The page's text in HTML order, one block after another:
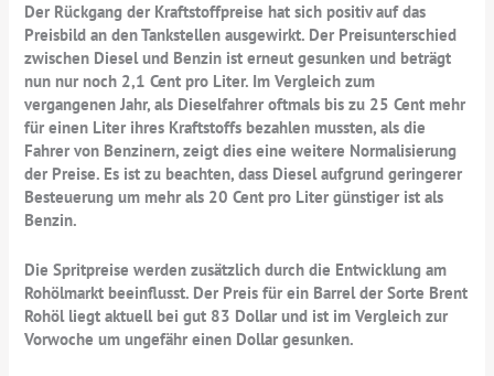
Der Rückgang der Kraftstoffpreise hat sich positiv auf das
Preisbild an den Tankstellen ausgewirkt. Der Preisunterschied
zwischen Diesel und Benzin ist erneut gesunken und beträgt
nun nur noch 2,1 Cent pro Liter. Im Vergleich zum
vergangenen Jahr, als Dieselfahrer oftmals bis zu 25 Cent mehr
für einen Liter ihres Kraftstoffs bezahlen mussten, als die
Fahrer von Benzinern, zeigt dies eine weitere Normalisierung
der Preise. Es ist zu beachten, dass Diesel aufgrund geringerer
Besteuerung um mehr als 20 Cent pro Liter günstiger ist als
Benzin.
Die Spritpreise werden zusätzlich durch die Entwicklung am
Rohölmarkt beeinflusst. Der Preis für ein Barrel der Sorte Brent
Rohöl liegt aktuell bei gut 83 Dollar und ist im Vergleich zur
Vorwoche um ungefähr einen Dollar gesunken.